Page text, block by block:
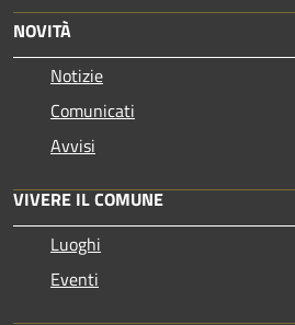
NOVITÀ
Notizie
Comunicati
Avvisi
VIVERE IL COMUNE
Luoghi
Eventi